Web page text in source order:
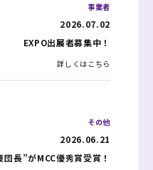
事業者
2026.07.02
EXPO出展者募集中！
詳しくはこちら
その他
2026.06.21
長”がMCC優秀賞受賞！